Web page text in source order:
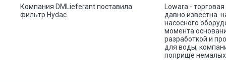
Компания DMLieferant поставила
фильтр Hydac.
Lowara -
давно известна
насосного
момента
разработкой и
для воды,
поприще немалых